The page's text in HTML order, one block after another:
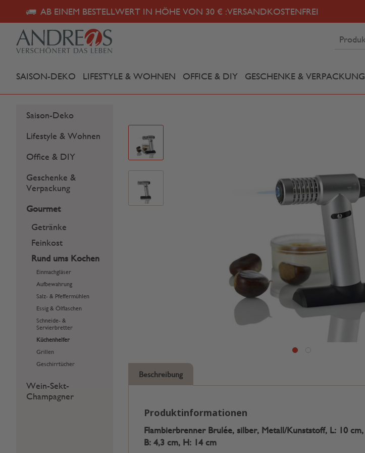
AB EINEM BESTELLWERT IN HÖHE VON 30 € :VERSANDKOSTENFREI
SAISON-DEKO LIFESTYLE & WOHNEN OFFICE & DIY GESCHENKE & VERPACKUNG
Saison-Deko
Lifestyle & Wohnen
Office & DIY
Geschenke &
Verpackung
Gourmet
Getränke
Feinkost
Rund ums Kochen
Einmachgläser
Aufbewahrung
Salz- & Pfeffermühlen
Essig & Ölflaschen
Schneide- &
Servierbretter
Küchenhelfer
Grillen
Geschirrtücher
Wein-Sekt-
Champagner
Beschreibung
Produktinformationen
Flambierbrenner Brulée, silber, Metall/Kunststoff, L: 10 cm,
B: 4,3 cm, H: 14 cm